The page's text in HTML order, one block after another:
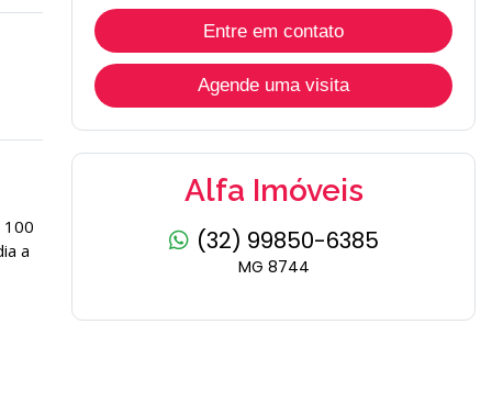
100
a
Entre em contato
Agende uma visita
Alfa Imóveis
(32) 99850-6385
MG 8744